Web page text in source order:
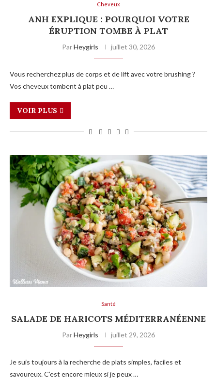
Cheveux
ANH EXPLIQUE : POURQUOI VOTRE
ÉRUPTION TOMBE À PLAT
ParHeygirls juillet 30, 2026
Vous recherchez plus de corps et de lift avec votre brushing ?
Vos cheveux tombent à plat peu …
VOIR PLUS
Santé
SALADE DE HARICOTS MÉDITERRANÉENNE
ParHeygirls juillet 29, 2026
Je suis toujours à la recherche de plats simples, faciles et
savoureux. C’est encore mieux si je peux …